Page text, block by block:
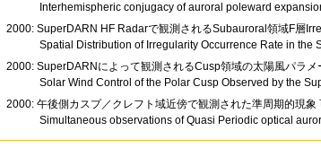
Interhemispheric conjugacy of auroral poleward
2000: SuperDARN HF Radarで観測されるSubauroral領域F層
Spatial Distribution of Irregularity Occurrence Rate in
2000: SuperDARNによって観測されるCusp領域の太陽風パラ
Solar Wind Control of the Polar Cusp Observed by the
2000: 午後側カスプ／クレフト域近傍で観測された準周期的現
Simultaneous observations of Quasi Periodic optical